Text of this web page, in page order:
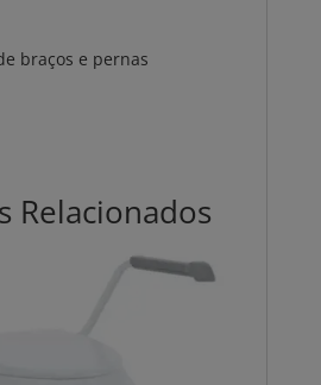
braços e pernas
Relacionados